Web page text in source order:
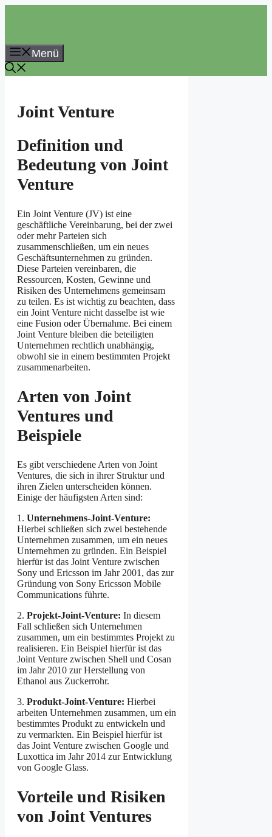
Menü
Joint Venture
Definition und
Bedeutung von Joint
Venture
Ein Joint Venture (JV) ist eine
geschäftliche Vereinbarung, bei der zwei
oder mehr Parteien sich
zusammenschließen, um ein neues
Geschäftsunternehmen zu gründen.
Diese Parteien vereinbaren, die
Ressourcen, Kosten, Gewinne und
Risiken des Unternehmens gemeinsam
zu teilen. Es ist wichtig zu beachten, dass
ein Joint Venture nicht dasselbe ist wie
eine Fusion oder Übernahme. Bei einem
Joint Venture bleiben die beteiligten
Unternehmen rechtlich unabhängig,
obwohl sie in einem bestimmten Projekt
zusammenarbeiten.
Arten von Joint
Ventures und
Beispiele
Es gibt verschiedene Arten von Joint
Ventures, die sich in ihrer Struktur und
ihren Zielen unterscheiden können.
Einige der häufigsten Arten sind:
1. Unternehmens-Joint-Venture:
Hierbei schließen sich zwei bestehende
Unternehmen zusammen, um ein neues
Unternehmen zu gründen. Ein Beispiel
hierfür ist das Joint Venture zwischen
Sony und Ericsson im Jahr 2001, das zur
Gründung von Sony Ericsson Mobile
Communications führte.
2. Projekt-Joint-Venture: In diesem
Fall schließen sich Unternehmen
zusammen, um ein bestimmtes Projekt zu
realisieren. Ein Beispiel hierfür ist das
Joint Venture zwischen Shell und Cosan
im Jahr 2010 zur Herstellung von
Ethanol aus Zuckerrohr.
3. Produkt-Joint-Venture: Hierbei
arbeiten Unternehmen zusammen, um ein
bestimmtes Produkt zu entwickeln und
zu vermarkten. Ein Beispiel hierfür ist
das Joint Venture zwischen Google und
Luxottica im Jahr 2014 zur Entwicklung
von Google Glass.
Vorteile und Risiken
von Joint Ventures